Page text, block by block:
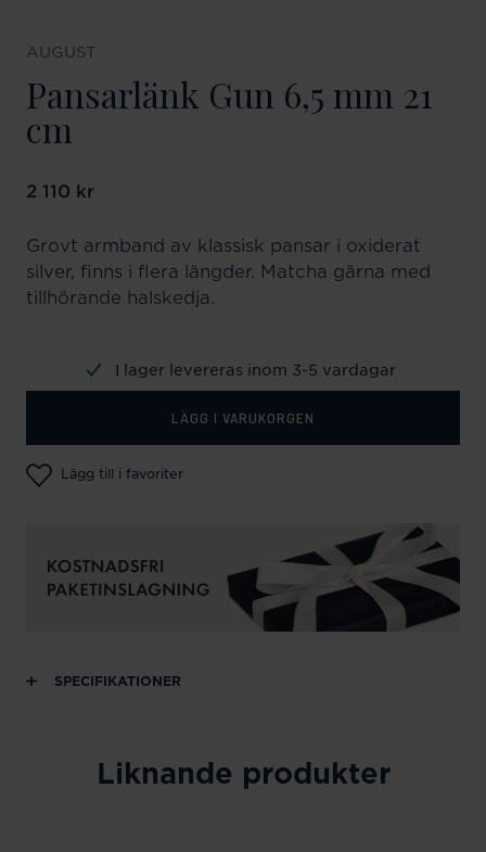
AUGUST
Pansarlänk Gun 6,5 mm 21
cm
Pris: 2 110 kr
2 110 kr
Grovt armband av klassisk pansar i oxiderat
silver, finns i flera längder. Matcha gärna med
tillhörande halskedja.
I lager levereras inom 3-5 vardagar
LÄGG I VARUKORGEN
Lägg till i favoriter
SPECIFIKATIONER
Liknande produkter